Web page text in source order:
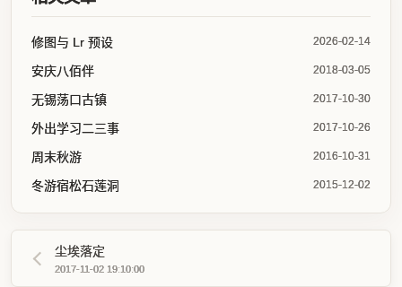
修图与 Lr 预设 2026-02-14
安庆八佰伴 2018-03-05
无锡荡口古镇 2017-10-30
外出学习二三事 2017-10-26
周末秋游 2016-10-31
冬游宿松石莲洞 2015-12-02
尘埃落定
2017-11-02 19:10:00